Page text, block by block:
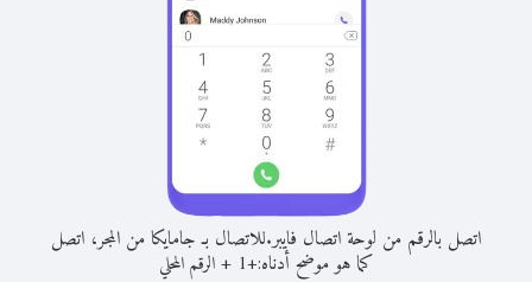
اتصل بالرقم من لوحة اتصال فايبر.للاتصال بـ جامايكا من المجر، اتصل
كما هو موضح أدناه:+
1
+الرقم المحلي